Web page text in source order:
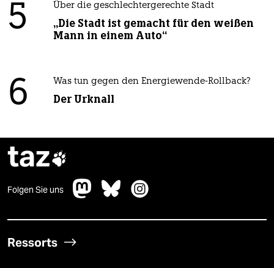
5 Über die geschlechtergerechte Stadt
„Die Stadt ist gemacht für den weißen
Mann in einem Auto“
6 Was tun gegen den Energiewende-Rollback?
Der Urknall
taz
Folgen Sie uns
Ressorts